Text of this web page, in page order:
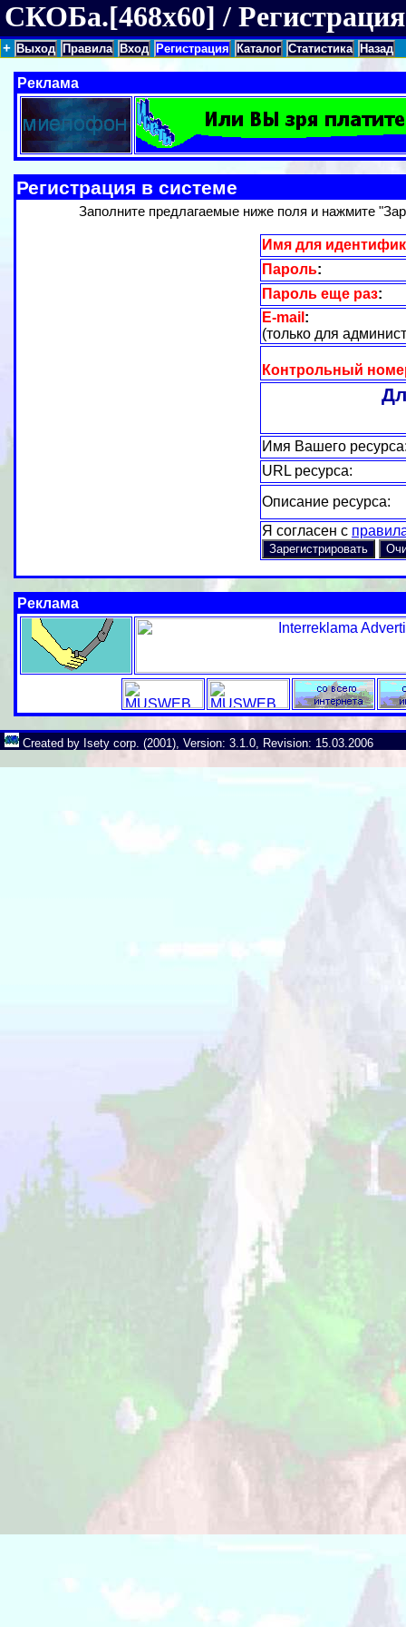
СКОБа.[468x60] / Регистрация
+ Выход Правила Вход Регистрация Каталог Статистика Назад
Реклама
Регистрация в системе
Заполните предлагаемые ниже поля и нажмите
Имя для
Пароль:
Пароль еще раз:
E-mail :
(только для
Контрольный
Имя Вашего
URL ресурса:
Описание ресурса:
Я согласен с
Реклама
Created by Isety corp. (2001), Version: 3.1.0, Revision: 15.03.2006